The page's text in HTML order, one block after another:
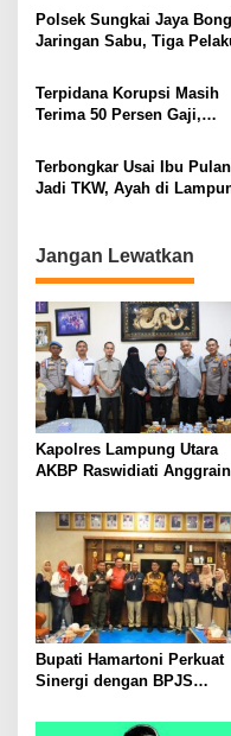
Ditembak Polisi
Polsek Sungkai Jaya
Jaringan Sabu, Tiga
Terpidana Korupsi Masih
Terima 50 Persen Gaji,
Tunggu Keputusan BKN
Terbongkar Usai Ibu
Jadi TKW, Ayah di
Tahun, Nyaris Diamuk
Jangan Lewatkan
Kapolres Lampung Utara
AKBP Raswidiati
Tokoh Masyarakat dan
Perkuat Kamtibmas
Bupati Hamartoni Perkuat
Sinergi dengan BPJS
Kesehatan Makin Cepat